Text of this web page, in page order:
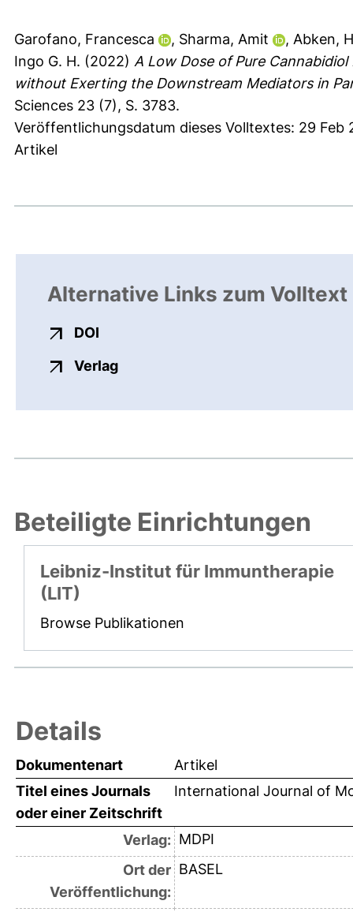
Garofano, Francesca , Sharma, Amit , Abken,
Ingo G. H. (2022) A Low Dose of Pure
without Exerting the Downstream Mediators in
Sciences 23 (7), S. 3783.
Veröffentlichungsdatum dieses Volltextes: 29 Feb
Artikel
Alternative Links zum Volltext
DOI
Verlagexterner Link, öffnet neues
Beteiligte Einrichtungen
Leibniz-Institut für Immuntherapie
(LIT)
Browse Publikationen
Details
Dokumentenart
Artikel
Titel eines Journals
oder einer Zeitschrift
International Journal of
Verlag: MDPI
Ort der
Veröffentlichung:
BASEL